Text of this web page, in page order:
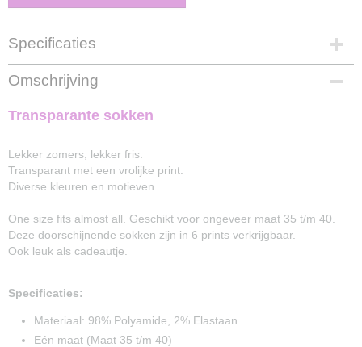
Specificaties
Productcode
215-1
Polyamide
2%
Omschrijving
Transparante sokken
Lekker zomers, lekker fris.
Transparant met een vrolijke print.
Diverse kleuren en motieven.
One size fits almost all. Geschikt voor ongeveer maat 35 t/m 40.
Deze doorschijnende sokken zijn in 6 prints verkrijgbaar.
Ook leuk als cadeautje.
Specificaties:
Materiaal: 98% Polyamide, 2% Elastaan
Eén maat (Maat 35 t/m 40)